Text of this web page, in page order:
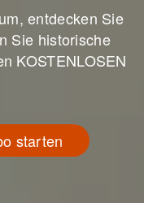
entdecken Sie
Sie historische
KOSTENLOSEN
starten